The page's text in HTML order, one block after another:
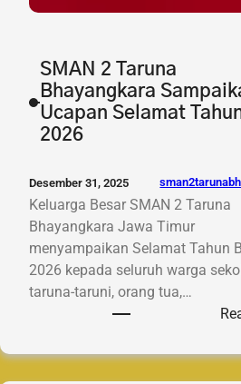
SMAN 2 Taruna
Bhayangkara
Ucapan Selamat
2026
Desember 31, 2025
Keluarga Besar SMAN 2 Taruna
Bhayangkara Jawa Timur
menyampaikan Selamat Tahun
2026 kepada seluruh warga
taruna-taruni, orang tua,…